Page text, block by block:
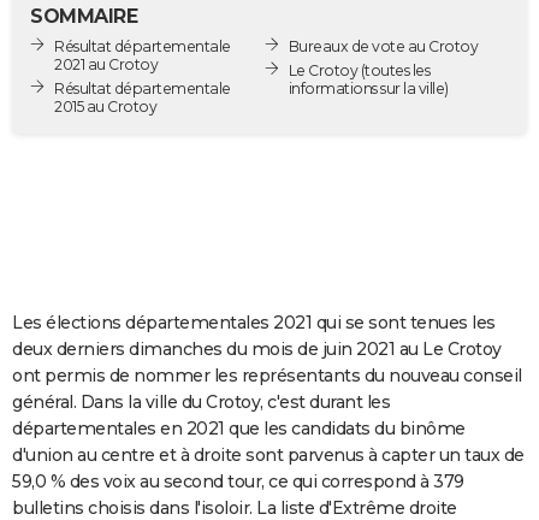
Destinations
City break
Voyage nature
Voyage de noces
Forum
Climat
GUIDES D'ACHAT
COPAINS D'AVANT
Se connecter
Entreprises
Service militaire
Avis de recherche
AVIS DE DÉCÈS
FORUM
Bricolage
Lifestyle
Culture
Sport
Auto
Television
Voyage
Cinema
SOMMAIRE
Résultat départementale
2021 au Crotoy
Résultat départementale
2015 au Crotoy
Bureaux de vote au Crotoy
Le Crotoy(toutes les
informations sur la ville)
Les élections départementales 2021 qui se sont tenues les
deux derniers dimanches du mois de juin 2021 au Le Crotoy
ont permis de nommer les représentants du nouveau conseil
général. Dans la ville du Crotoy, c'est durant les
départementales en 2021 que les candidats du binôme
d'union au centre et à droite sont parvenus à capter un taux de
59,0 % des voix au second tour, ce qui correspond à 379
bulletins choisis dans l'isoloir. La liste d'Extrême droite